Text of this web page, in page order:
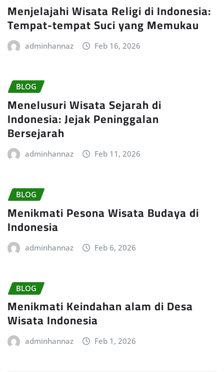
Menjelajahi Wisata Religi di Indonesia:
Tempat-tempat Suci yang Memukau
adminhannaz Feb 16, 2026
BLOG
Menelusuri Wisata Sejarah di
Indonesia: Jejak Peninggalan
Bersejarah
adminhannaz Feb 11, 2026
BLOG
Menikmati Pesona Wisata Budaya di
Indonesia
adminhannaz Feb 6, 2026
BLOG
Menikmati Keindahan alam di Desa
Wisata Indonesia
adminhannaz Feb 1, 2026